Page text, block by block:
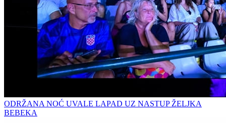
ODRŽANA NOĆ UVALE LAPAD UZ NASTUP ŽELJKA
BEBEKA